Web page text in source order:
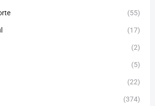
(55)
(17)
(2)
(5)
(22)
(374)